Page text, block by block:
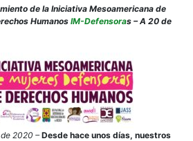
de la Iniciativa Mesoamericana de
Humanos IM-Defensoras – A 20 de
2020 –Desde hace unos días, nuestros